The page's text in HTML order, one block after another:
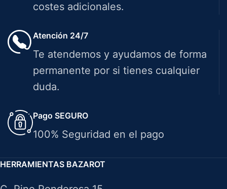
costes adicionales.
Atención 24/7
Te atendemos y ayudamos de forma
permanente por si tienes cualquier
duda.
Pago SEGURO
100% Seguridad en el pago
HERRAMIENTAS BAZAROT